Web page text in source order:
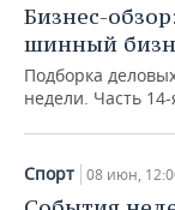
Бизнес-
шинный
Подборка
недели. Часть 14-
Спорт 08 июн,